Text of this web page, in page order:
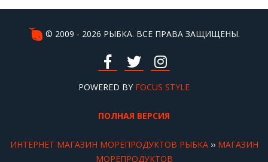
Цена настоящей черной икры
Рыба слабосоленая купить
Морепродукты купить Киев
© 2009 - 2026 РЫБКА. ВСЕ ПРАВА ЗАЩИЩЕНЫ.
POWERED BY FOCUS STYLE
ПОЛНАЯ ВЕРСИЯ
ИНТЕРНЕТ МАГАЗИН МОРЕПРОДУКТОВ РЫБКА›› МАГАЗИН
МОРЕПРОДУКТОВ